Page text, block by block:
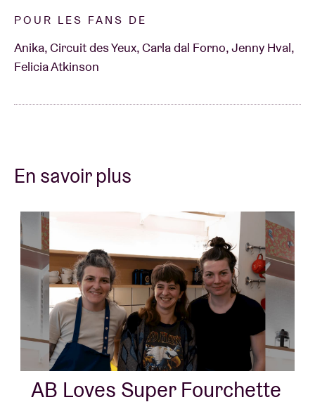
POUR LES FANS DE
Anika, Circuit des Yeux, Carla dal Forno, Jenny Hval,
Felicia Atkinson
En savoir plus
AB Loves Super Fourchette